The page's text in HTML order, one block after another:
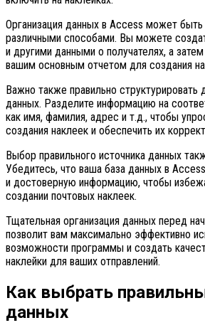
Организация данных в Access может
различными способами. Вы можете
и другими данными о получателях, а
вашим основным отчетом для создания
Важно также правильно структурировать
данных. Разделите информацию на
как имя, фамилия, адрес и т.д., чтобы
создания наклеек и обеспечить их
Выбор правильного источника данных
Убедитесь, что ваша база данных в
и достоверную информацию, чтобы
создании почтовых наклеек.
Тщательная организация данных перед
позволит вам максимально эффективно
возможности программы и создать
наклейки для ваших отправлений.
Как выбрать
данных